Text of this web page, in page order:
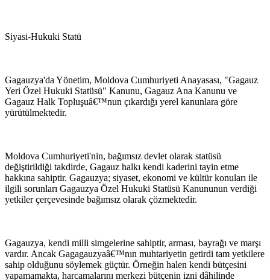
Siyasi-Hukuki Statü
Gagauzya'da Yönetim, Moldova Cumhuriyeti Anayasası, "Gagauz
Yeri Özel Hukuki Statüsü" Kanunu, Gagauz Ana Kanunu ve
Gagauz Halk Topluşuâ€™nun çıkardığı yerel kanunlara göre
yürütülmektedir.
Moldova Cumhuriyeti'nin, bağımsız devlet olarak statüsü
değiştirildiği takdirde, Gagauz halkı kendi kaderini tayin etme
hakkına sahiptir. Gagauzya; siyaset, ekonomi ve kültür konuları ile
ilgili sorunları Gagauzya Özel Hukuki Statüsü Kanununun verdiği
yetkiler çerçevesinde bağımsız olarak çözmektedir.
Gagauzya, kendi milli simgelerine sahiptir, arması, bayrağı ve marşı
vardır. Ancak Gagagauzyaâ€™nın muhtariyetin getirdi tam yetkilere
sahip olduğunu söylemek güçtür. Örneğin halen kendi bütçesini
yapamamakta, harcamalarını merkezi bütçenin izni dâhilinde